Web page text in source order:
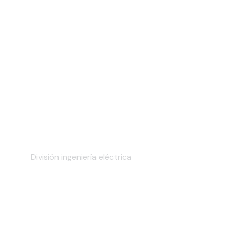
División ingeniería eléctrica